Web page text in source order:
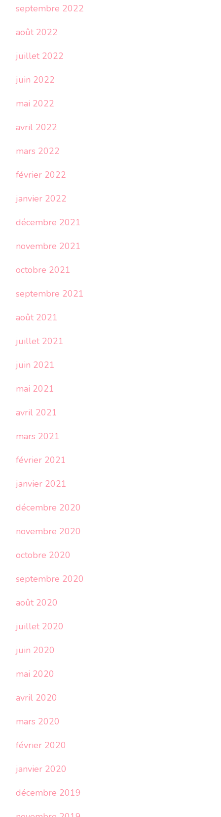
septembre 2022
août 2022
juillet 2022
juin 2022
mai 2022
avril 2022
mars 2022
février 2022
janvier 2022
décembre 2021
novembre 2021
octobre 2021
septembre 2021
août 2021
juillet 2021
juin 2021
mai 2021
avril 2021
mars 2021
février 2021
janvier 2021
décembre 2020
novembre 2020
octobre 2020
septembre 2020
août 2020
juillet 2020
juin 2020
mai 2020
avril 2020
mars 2020
février 2020
janvier 2020
décembre 2019